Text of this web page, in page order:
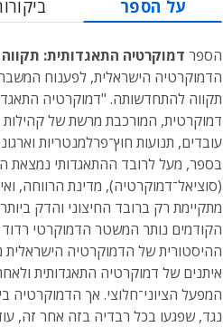
על הספר
הספר דמוקרטיה התאגדותית:
הדמוקרטיה הישראלית, לפענוח
תקווה להתחדשותה. "דמוקרטיה
דמוקרטית, המורכבת מרשת של קהילות
עובדים, תנועות חוץ־פרלמנטריות
בספר, מעל לרובד ההתאגדותי נמצאת
(סוציאל־דמוקרטיה), מדינת הרווחה,
מתקיימת רק ברובד החיצוני והדק
הקודמים נותר המשטר הדמוקרטי רדוד
ההיסטורית של הדמוקרטיה הישראלית
איתנים של דמוקרטיה התאגדותית
המפעל הציוני־חלוצי. אך
נגד, שפגעו בכל רבדיה בזה אחר זה,